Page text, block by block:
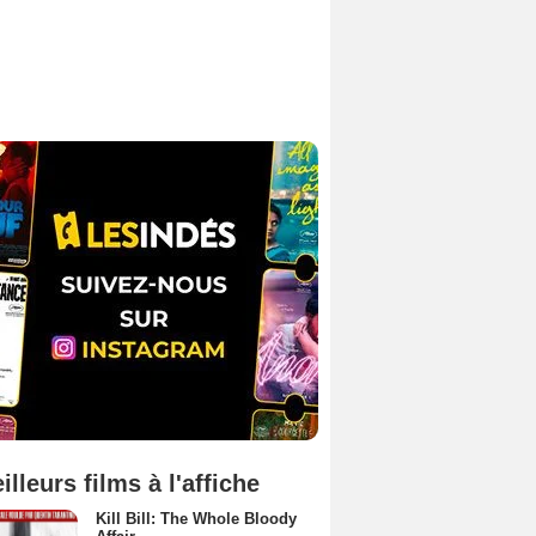
films à l'affiche
Kill Bill: The Whole Bloody